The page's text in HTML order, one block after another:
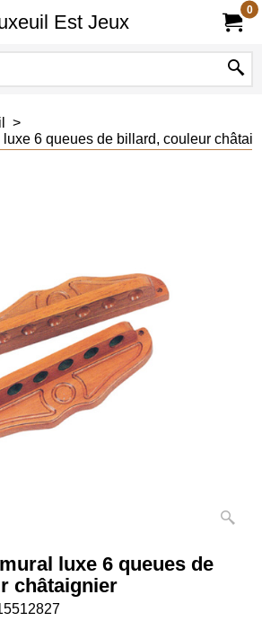
Est Jeux
0
>
luxe 6 queues de billard, couleur
luxe 6 queues de
châtaignier